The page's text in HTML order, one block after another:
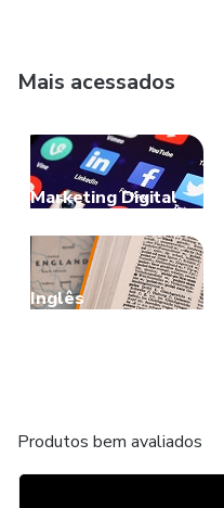
Mais acessados
Marketing Digital
Inglês
Produtos bem avaliados